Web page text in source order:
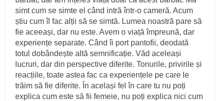
simt cum se simte el când intră într-o cameră. Acum
știu cum îl fac alții să se simtă. Lumea noastră pare să
fie aceeași, dar nu este. Avem o viață împreună, dar
experiențe separate. Când îi port pantofii, deodată
totul dobândește altă semnificație. Văd aceleași
lucruri, dar din perspective diferite. Tonurile, privirile și
reacțiile, toate astea fac ca experiențele pe care le
trăim să fie diferite. În același fel în care tu nu poți
explica cum este să fii femeie, nu poți explica nici cum